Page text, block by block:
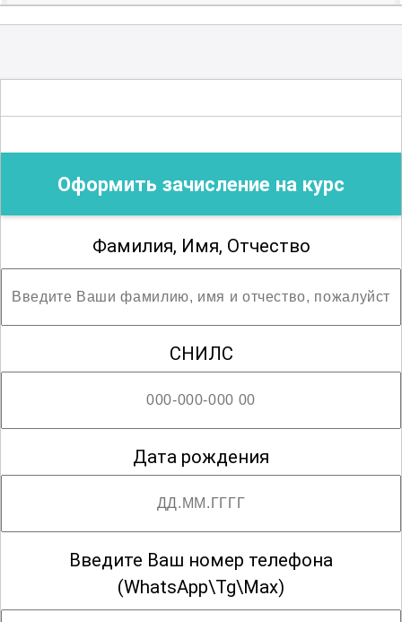
Удостоверение о повышении
2-3 рабочих дней с даты завершения
того, как удостоверение будет готово,
мы Вам на электронную почту
отправим скан-копию документа и
запросим у Вас адрес и индекс для
отправки оригинала. После отправки
мы сообщим Вам трек-номер для
отслеживания и получения Вашего
документа об образовании.
Внесение сведений в ФРДО произойдёт
в течение месяца после даты выдачи.
сокращён до 7 дней)
Оформить зачисление на курс
Фамилия, Имя, Отчество
СНИЛС
Дата рождения
Введите Ваш номер телефона
(WhatsApp\Tg\Max)